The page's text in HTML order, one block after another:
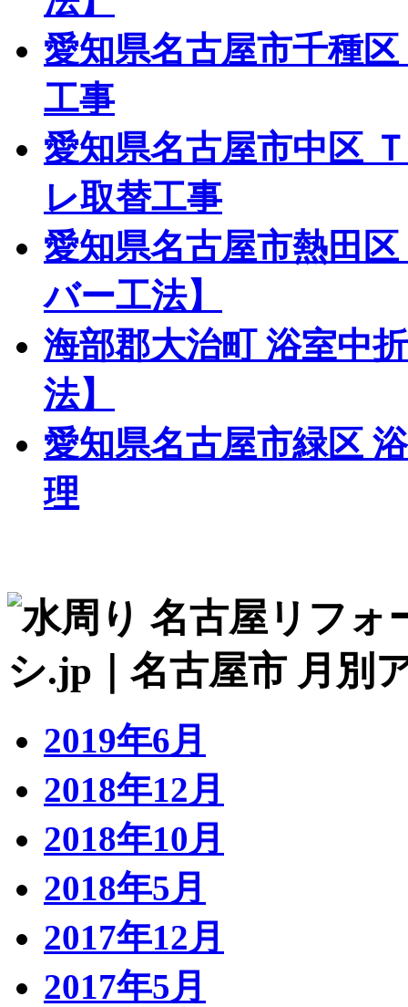
愛知県名古屋市千種
工事
愛知県名古屋市中区
レ取替工事
愛知県名古屋市熱田
バー工法】
海部郡大治町 浴室中
法】
愛知県名古屋市緑区
理
2019年6月
2018年12月
2018年10月
2018年5月
2017年12月
2017年5月